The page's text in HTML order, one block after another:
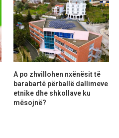
A po zhvillohen nxënësit të
barabartë përballë dallimeve
etnike dhe shkollave ku
mësojnë?